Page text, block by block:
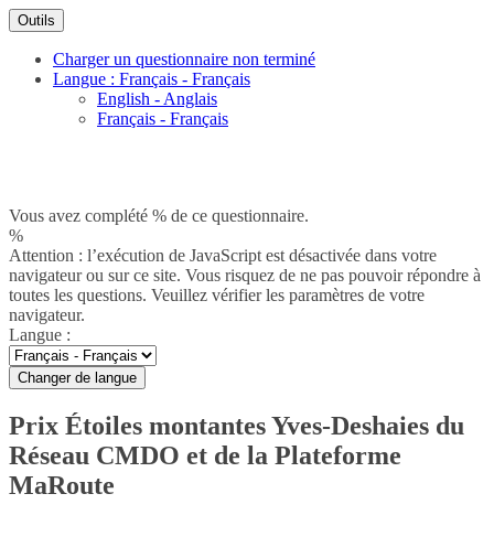
Outils
Charger un questionnaire non terminé
Langue : Français - Français
English - Anglais
Français - Français
Vous avez complété % de ce questionnaire.
%
Attention : l’exécution de JavaScript est désactivée dans votre
navigateur ou sur ce site. Vous risquez de ne pas pouvoir répondre à
toutes les questions. Veuillez vérifier les paramètres de votre
navigateur.
Langue :
Changer de langue
Prix Étoiles montantes Yves-Deshaies du
Réseau CMDO et de la Plateforme
MaRoute